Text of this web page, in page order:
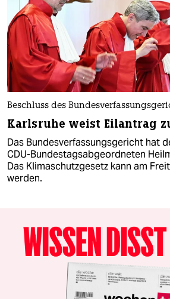
Beschluss des
Karlsruhe weist Eilantrag
Das Bundesverfassungsgericht hat
CDU-Bundestagsabgeordneten
Das Klimaschutzgesetz kann am
werden.